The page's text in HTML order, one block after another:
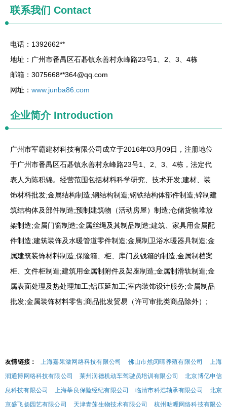
联系我们 Contact
电话：1392662**
地址：广州市番禺区石碁镇永善村永峰路23号1、2、3、4栋
邮箱：3075668**364@qq.com
网址： www.junba86.com
企业简介Introduction
广州市军霸建材科技有限公司成立于2016年03月09日，注册地位
于广州市番禺区石碁镇永善村永峰路23号1、2、3、4栋，法定代
表人为陈积锦。经营范围包括材料科学研究、技术开发;建材、装
饰材料批发;金属结构制造;钢结构制造;钢铁结构体部件制造;锌制建
筑结构体及部件制造;预制建筑物（活动房屋）制造;仓储货物堆放
架制造;金属门窗制造;金属丝绳及其制品制造;建筑、家具用金属配
件制造;建筑装饰及水暖管道零件制造;金属制卫浴水暖器具制造;金
属建筑装饰材料制造;保险箱、柜、库门及钱箱的制造;金属制档案
柜、文件柜制造;建筑用金属制附件及架座制造;金属制滑轨制造;金
属表面处理及热处理加工;铝压延加工;室内装饰设计服务;金属制品
批发;金属装饰材料零售;商品批发贸易（许可审批类商品除外）;
友情链接： 上海嘉果潋网络科技有限公司 佛山市然闵晴养殖有限公司
上海
润通博网络科技有限公司
莱州润德机动车驾驶员培训有限公司
北京博亿申信
息科技有限公司
上海莘良保险经纪有限公司 临清市科浩轴承有限公司
北京
京盛飞扬园艺有限公司
天津青莲生物技术有限公司
杭州咕哩网络科技有限公